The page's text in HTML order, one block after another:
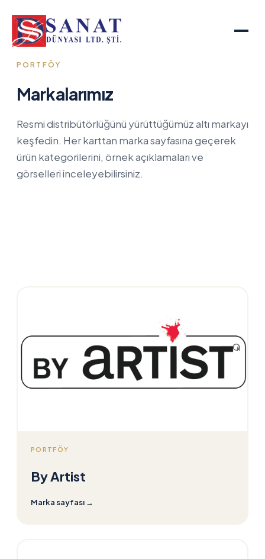
PORTFÖY
Markalarımız
Resmi distribütörlüğünü yürüttüğümüz altı markayı
keşfedin. Her karttan marka sayfasına geçerek
ürün kategorilerini, örnek açıklamaları ve
görselleri inceleyebilirsiniz.
PORTFÖY
By Artist
Marka sayfası →